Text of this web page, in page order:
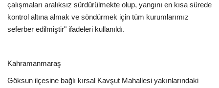
çalışmaları aralıksız sürdürülmekte olup, yangını en kısa sürede
kontrol altına almak ve söndürmek için tüm kurumlarımız
seferber edilmiştir" ifadeleri kullanıldı.
Kahramanmaraş
Göksun ilçesine bağlı kırsal Kavşut Mahallesi yakınlarındaki